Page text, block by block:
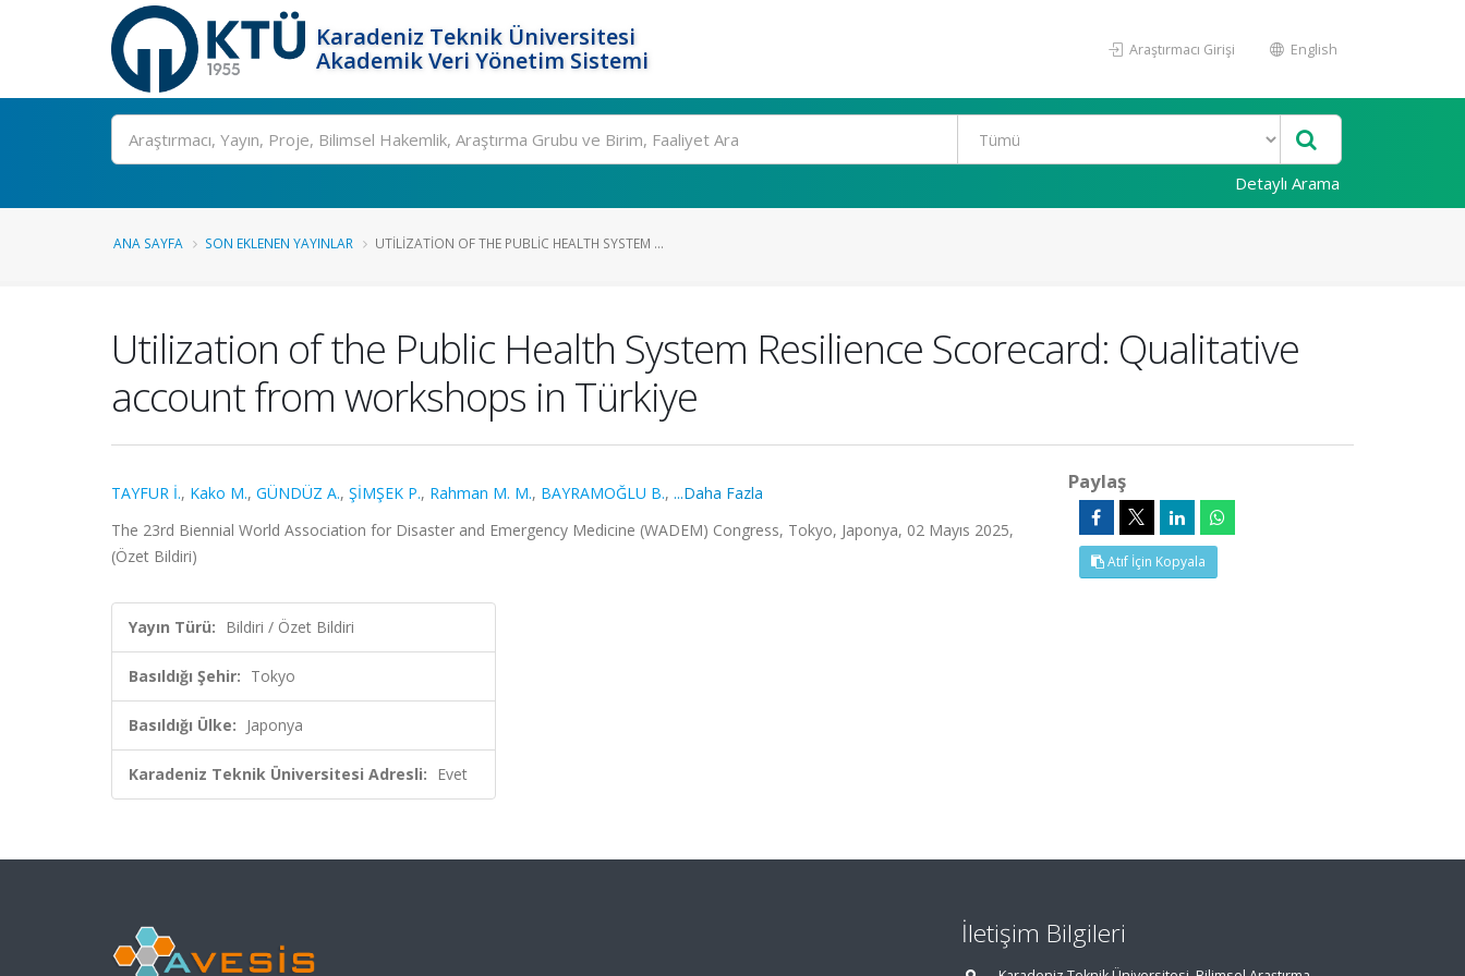
Karadeniz Teknik Üniversitesi
Akademik Veri Yönetim Sistemi
Araştırmacı Girişi English
Ara
Detaylı Arama
ANA SAYFA SON EKLENEN YAYINLAR UTILIZATION OF THE PUBLIC HEALTH SYSTEM ...
Utilization of the Public Health System Resilience Scorecard: Qualitative
account from workshops in Türkiye
TAYFUR İ., Kako M., GÜNDÜZ A., ŞİMŞEK P., Rahman M. M., BAYRAMOĞLU B., ...Daha Fazla
The 23rd Biennial World Association for Disaster and Emergency Medicine (WADEM) Congress, Tokyo, Japonya, 02 Mayıs 2025,
(Özet Bildiri)
Yayın Türü: Bildiri / Özet Bildiri
Basıldığı Şehir: Tokyo
Basıldığı Ülke: Japonya
Karadeniz Teknik Üniversitesi Adresli: Evet
Paylaş
Atıf İçin Kopyala
İletişim Bilgileri